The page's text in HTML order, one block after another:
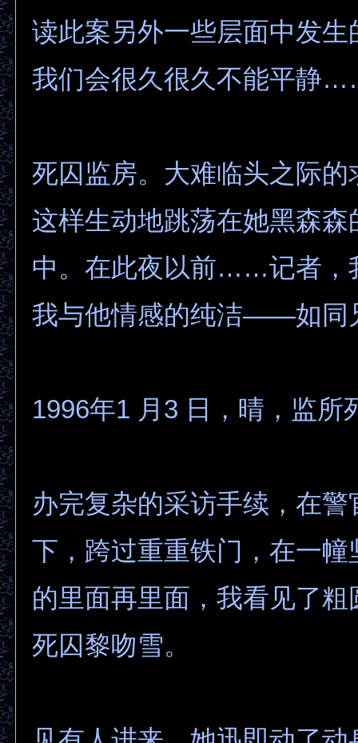
读此案另外一些层面中发生
我们会很久很久不能平静
死囚监房。大难临头之际的
这样生动地跳荡在她黑森森
中。在此夜以前……记者，
我与他情感的纯洁——如同
1996年1 月3 日，晴，监所
办完复杂的采访手续，在警
下，跨过重重铁门，在一幢
的里面再里面，我看见了粗
死囚黎吻雪。